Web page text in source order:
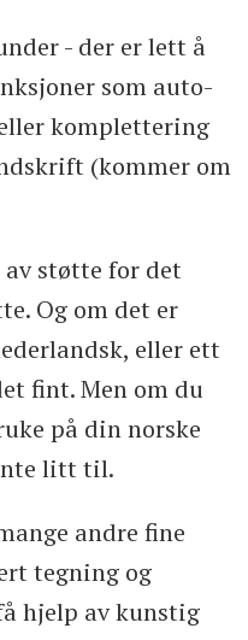
- der er lett å
som auto-
komplettering
(kommer om
av støtte for det
Og om det er
eller ett
fint. Men om du
på din norske
litt til.
andre fine
tegning og
hjelp av kunstig